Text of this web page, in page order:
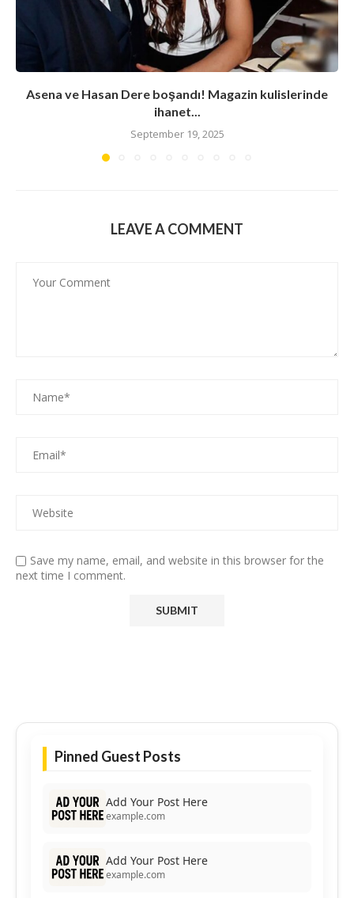
Asena ve Hasan Dere boşandı! Magazin kulislerinde
ihanet...
September 19, 2025
LEAVE A COMMENT
Save my name, email, and website in this browser for the
next time I comment.
Pinned Guest Posts
Add Your Post Here
example.com
Add Your Post Here
example.com